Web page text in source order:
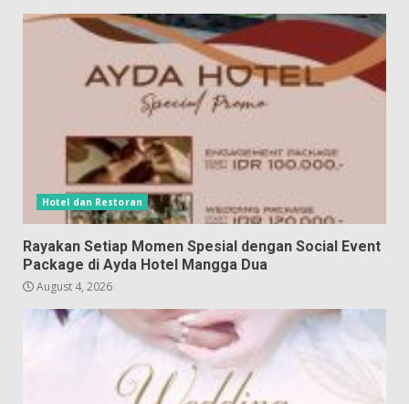
Hotel dan Restoran
Rayakan Setiap Momen Spesial dengan Social Event
Package di Ayda Hotel Mangga Dua
August 4, 2026